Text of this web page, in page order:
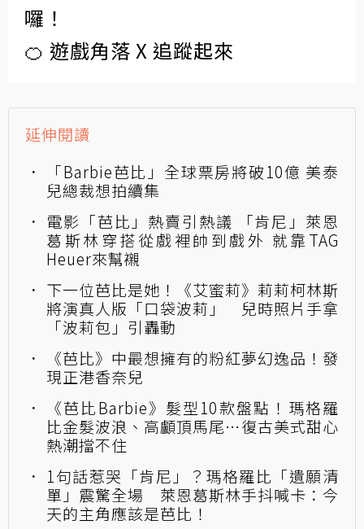
囉！
🍊 遊戲角落 X 追蹤起來
延伸閱讀
「Barbie芭比」全球票房將破10億 美泰
兒總裁想拍續集
電影「芭比」熱賣引熱議 「肯尼」萊恩
葛斯林穿搭從戲裡帥到戲外 就靠TAG
Heuer來幫襯
下一位芭比是她！《艾蜜莉》莉莉柯林斯
將演真人版「口袋波莉」 兒時照片手拿
「波莉包」引轟動
《芭比》中最想擁有的粉紅夢幻逸品！發
現正港香奈兒
《芭比Barbie》髮型10款盤點！瑪格羅
比金髮波浪、高顱頂馬尾⋯復古美式甜心
熱潮擋不住
1句話惹哭「肯尼」？瑪格羅比「遺願清
單」震驚全場 萊恩葛斯林手抖喊卡：今
天的主角應該是芭比！